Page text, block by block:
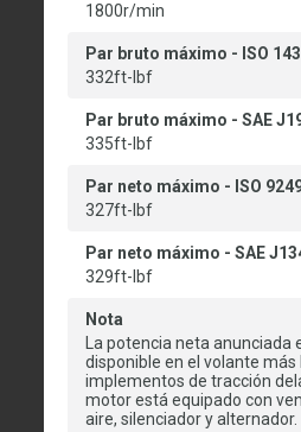
1800r/min
Par bruto máximo - ISO
332ft-lbf
Par bruto máximo - SAE
335ft-lbf
Par neto máximo - ISO
327ft-lbf
Par neto máximo - SAE
329ft-lbf
Nota
La potencia neta anunciada
disponible en el volante más
implementos de tracción
motor está equipado con
aire, silenciador y alternador.